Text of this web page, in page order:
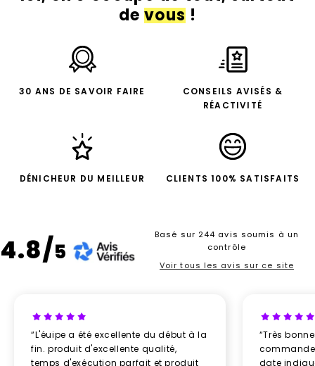
devous!
30 ANS DE SAVOIR FAIRE
CONSEILS AVISÉS &
RÉACTIVITÉ
DÉNICHEUR DU MEILLEUR CLIENTS 100% SATISFAITS
4.8/5
Basé sur 244 avis soumis à un
contrôle
Voir tous les avis sur ce site
“L'éuipe a été excellente du début à la
fin. produit d'excellente qualité,
temps d'exécution parfait et produit
“Très
date